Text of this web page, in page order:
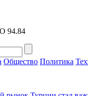
94.84
Общество Политика